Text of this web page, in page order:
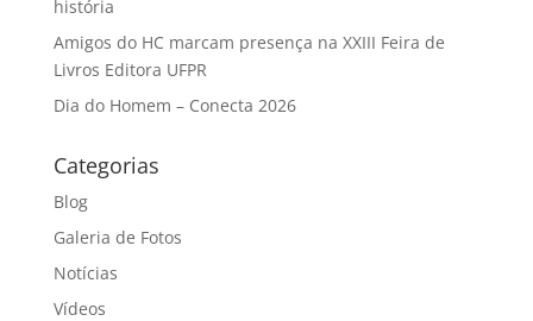
história
Amigos do HC marcam presença na XXIII Feira de
Livros Editora UFPR
Dia do Homem – Conecta 2026
Categorias
Blog
Galeria de Fotos
Notícias
Vídeos